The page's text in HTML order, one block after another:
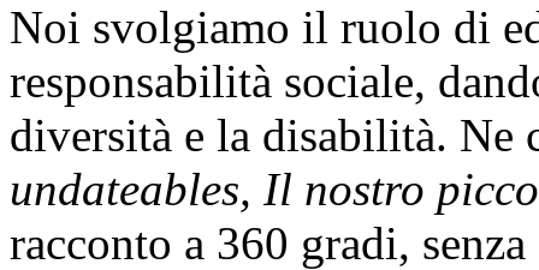
Noi svolgiamo il ruolo di
responsabilità sociale,
diversità e la disabilità.
undateables, Il nostro
racconto a 360 gradi,